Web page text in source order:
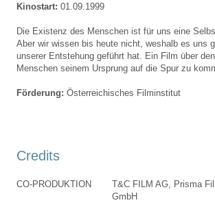
Kinostart: 01.09.1999
Die Existenz des Menschen ist für uns eine
Aber wir wissen bis heute nicht, weshalb es uns
unserer Entstehung geführt hat. Ein Film über
Menschen seinem Ursprung auf die Spur zu
Förderung: Österreichisches Filminstitut
Credits
CO-PRODUKTION
T&C FILM AG, Prisma
GmbH